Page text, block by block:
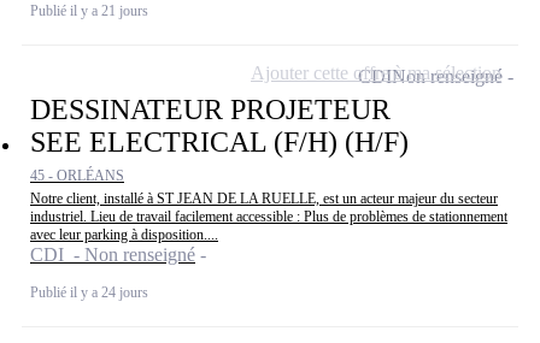
Publié il y a 21 jours
DESSINATEUR PROJETEUR
SEE ELECTRICAL (F/H) (H/F)
45 - ORLÉANS
Notre client, installé à ST JEAN DE LA RUELLE, est un acteur majeur du secteur
industriel. Lieu de travail facilement accessible : Plus de problèmes de stationnement
avec leur parking à disposition....
CDI - Non renseigné
Publié il y a 24 jours
CDINon renseigné
Ajouter cette offre à ma sélection